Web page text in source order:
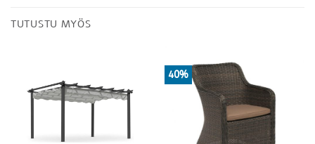
TUTUSTU MYÖS
40%